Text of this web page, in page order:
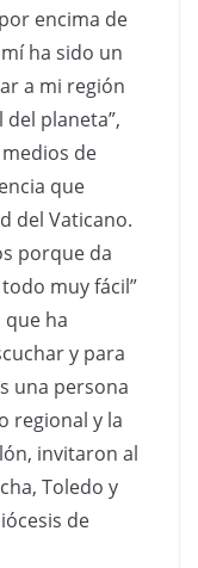
encima de
ha sido un
a mi región
planeta”,
de
que
del Vaticano.
porque da
muy fácil”
ha
y para
una persona
regional y la
invitaron al
Toledo y
de